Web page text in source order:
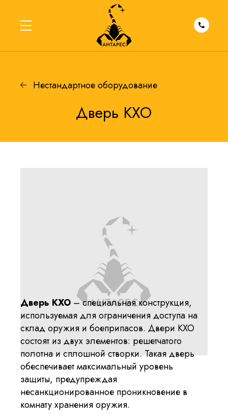
Нестандартное оборудование
Дверь КХО
Дверь КХО – специальная конструкция,
используемая для ограничения доступа на
склад оружия и боеприпасов. Двери КХО
состоят из двух элементов: решетчатого
полотна и сплошной створки. Такая дверь
обеспечивает максимальный уровень
защиты, предупреждая
несанкционированное проникновение в
комнату хранения оружия.